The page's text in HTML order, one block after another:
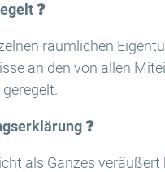
❓
räumlichen
an den von allen
❓
als Ganzes